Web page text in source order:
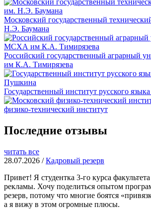
Московский государственный
Н.Э. Баумана
Российский государственный аграрный
им К.А. Тимирязева
Государственный институт русского
физико-технический институт
Последние отзывы
читать все
28.07.2026 /Кадровый резерв
Привет! Я студентка 3-го курса
рекламы. Хочу поделиться опытом
резерв, потому что многие боятся
а я вижу в этом огромные плюсы.